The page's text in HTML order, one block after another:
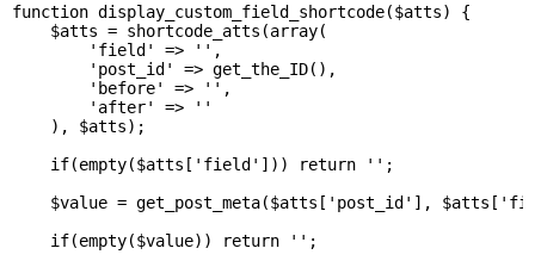
function display_custom_field_shortcode($atts) {
    $atts = shortcode_atts(array(
        'field' => '',
        'post_id' => get_the_ID(),
        'before' => '',
        'after' => ''
    ), $atts);
    if(empty($atts['field'])) return '';
$value = get_post_meta($atts['post_id'],
    if(empty($value)) return '';